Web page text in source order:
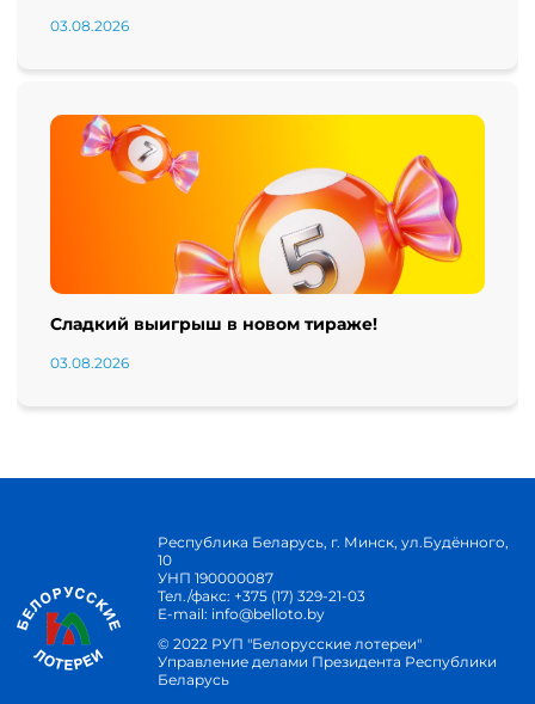
03.08.2026
Сладкий выигрыш в новом тираже!
03.08.2026
Республика Беларусь, г. Минск, ул.Будённого,
10
УНП 190000087
Тел./факс: +375 (17) 329-21-03
E-mail: info@belloto.by
© 2022 РУП "Белорусские лотереи"
Управление делами Президента Республики
Беларусь